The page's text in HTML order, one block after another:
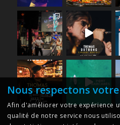
Nous respectons
Afin d'améliorer votre expérience
qualité de notre service nous